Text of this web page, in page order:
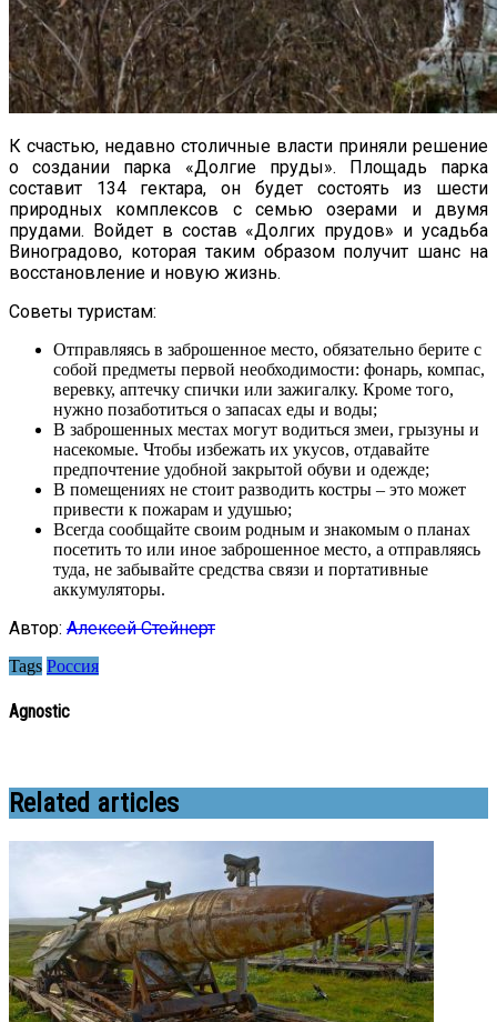
К счастью, недавно столичные власти приняли решение
о создании парка «Долгие пруды». Площадь парка
составит 134 гектара, он будет состоять из шести
природных комплексов с семью озерами и двумя
прудами. Войдет в состав «Долгих прудов» и усадьба
Виноградово, которая таким образом получит шанс на
восстановление и новую жизнь.
Советы туристам:
Отправляясь в заброшенное место, обязательно берите с
собой предметы первой необходимости: фонарь, компас,
веревку, аптечку спички или зажигалку. Кроме того,
нужно позаботиться о запасах еды и воды;
В заброшенных местах могут водиться змеи, грызуны и
насекомые. Чтобы избежать их укусов, отдавайте
предпочтение удобной закрытой обуви и одежде;
В помещениях не стоит разводить костры – это может
привести к пожарам и удушью;
Всегда сообщайте своим родным и знакомым о планах
посетить то или иное заброшенное место, а отправляясь
туда, не забывайте средства связи и портативные
аккумуляторы.
Автор: Алексей Стейнерт
Tags Россия
Agnostic
Related articles